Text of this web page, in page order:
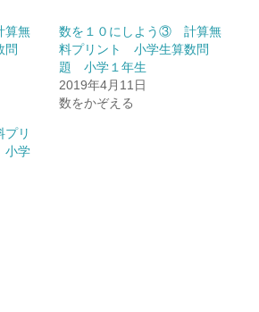
算無
問
数を１０にしよう③ 計算無
料プリント 小学生算数問
題 小学１年生
2019年4月11日
数をかぞえる
リ
学